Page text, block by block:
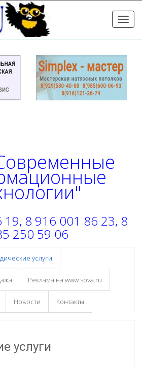
Toggle
8 916 001 86 23, 8
250 59 06
услуги
Реклама на www.sova.ru
Новости Контакты
услуги